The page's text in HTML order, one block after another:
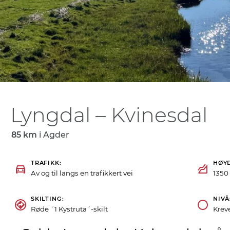
Lyngdal – Kvinesdal
85 km i Agder
TRAFIKK
Av og til langs en trafikkert vei
SKILTING
Røde ´1 Kystruta´-skilt
NIVÅ